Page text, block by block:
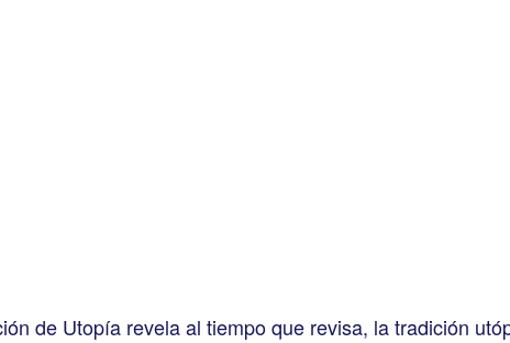
de Utopía revela al tiempo que revisa, la tradición